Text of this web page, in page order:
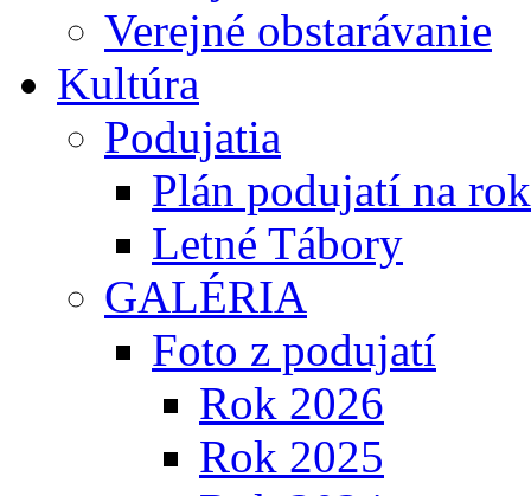
Verejné obstarávanie
Kultúra
Podujatia
Plán podujatí na
Letné Tábory
GALÉRIA
Foto z podujatí
Rok 2026
Rok 2025